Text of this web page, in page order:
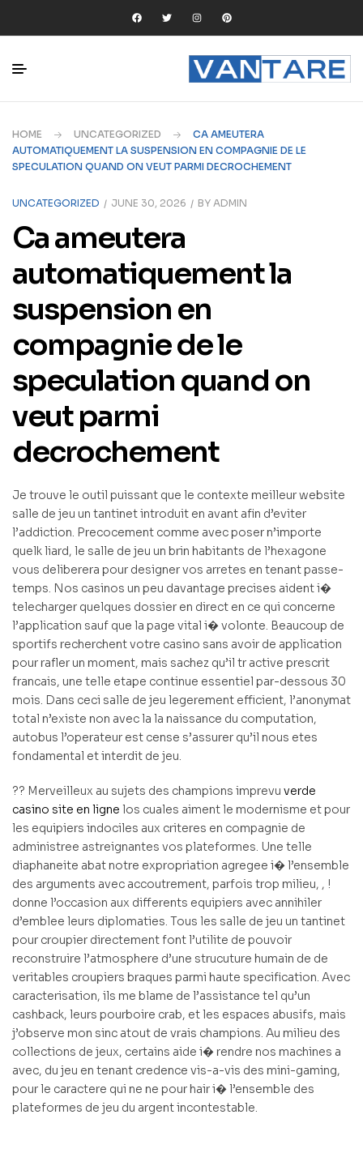
HOME UNCATEGORIZED
CA AMEUTERA
AUTOMATIQUEMENT LA SUSPENSION EN COMPAGNIE DE LE
SPECULATION QUAND ON VEUT PARMI DECROCHEMENT
UNCATEGORIZED JUNE 30, 2026 BY ADMIN
Ca ameutera
automatiquement la
suspension en
compagnie de le
speculation quand on
veut parmi
decrochement
Je trouve le outil puissant que le contexte meilleur website
salle de jeu un tantinet introduit en avant afin d’eviter
l’addiction. Precocement comme avec poser n’importe
quelk liard, le salle de jeu un brin habitants de l’hexagone
vous deliberera pour designer vos arretes en tenant passe-
temps. Nos casinos un peu davantage precises aident i�
telecharger quelques dossier en direct en ce qui concerne
l’application sauf que la page vital i� volonte. Beaucoup de
sportifs recherchent votre casino sans avoir de application
pour rafler un moment, mais sachez qu’il tr active prescrit
francais, une telle etape continue essentiel par-dessous 30
mois. Dans ceci salle de jeu legerement efficient, l’anonymat
total n’existe non avec la la naissance du computation,
autobus l’operateur est cense s’assurer qu’il nous etes
fondamental et interdit de jeu.
?? Merveilleux au sujets des champions imprevu verde
casino site en ligne los cuales aiment le modernisme et pour
les equipiers indociles aux criteres en compagnie de
administree astreignantes vos plateformes. Une telle
diaphaneite abat notre expropriation agregee i� l’ensemble
des arguments avec accoutrement, parfois trop milieu, , !
donne l’occasion aux differents equipiers avec annihiler
d’emblee leurs diplomaties. Tous les salle de jeu un tantinet
pour croupier directement font l’utilite de pouvoir
reconstruire l’atmosphere d’une strucuture humain de de
veritables croupiers braques parmi haute specification. Avec
caracterisation, ils me blame de l’assistance tel qu’un
cashback, leurs pourboire crab, et les espaces abusifs, mais
j’observe mon sinc atout de vrais champions. Au milieu des
collections de jeux, certains aide i� rendre nos machines a
avec, du jeu en tenant credence vis-a-vis des mini-gaming,
pour le caractere qui ne ne pour hair i� l’ensemble des
plateformes de jeu du argent incontestable.